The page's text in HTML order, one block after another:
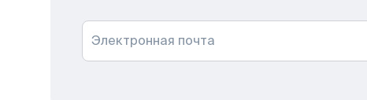
Электронная почта